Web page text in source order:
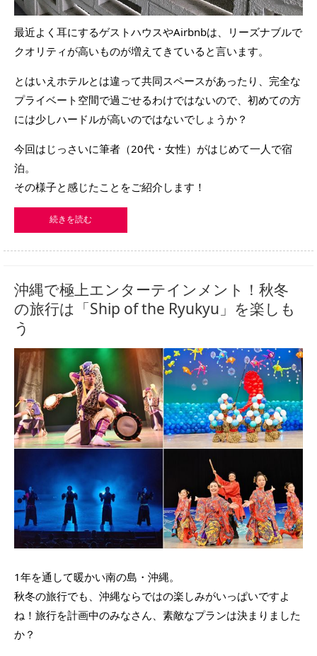
最近よく耳にするゲストハウスやAirbnbは、リーズナブルで
クオリティが高いものが増えてきていると言います。
とはいえホテルとは違って共同スペースがあったり、完全な
プライベート空間で過ごせるわけではないので、初めての方
には少しハードルが高いのではないでしょうか？
今回はじっさいに筆者（20代・女性）がはじめて一人で宿
泊。
その様子と感じたことをご紹介します！
続きを読む
沖縄で極上エンターテインメント！秋冬
の旅行は「Ship of the Ryukyu」を楽しも
う
1年を通して暖かい南の島・沖縄。
秋冬の旅行でも、沖縄ならではの楽しみがいっぱいですよ
ね！旅行を計画中のみなさん、素敵なプランは決まりました
か？